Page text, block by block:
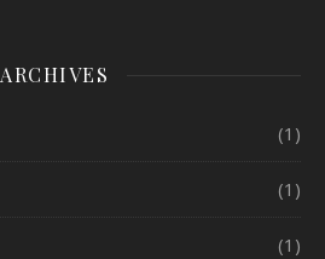
ARCHIVES
(1)
(1)
(1)